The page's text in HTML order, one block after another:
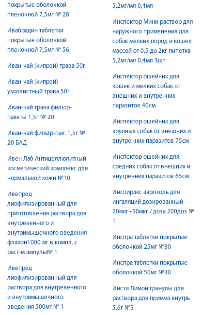
покрытые оболочкой
пленочной 7,5мг № 28
Ивабрадин таблетки
покрытые оболочкой
пленочной 7,5мг № 56
Иван-чай (кипрей) трава 50г
Иван-чай (кипрей)
узколистный трава 50г
Иван-чай трава фильтр-
пакеты 1,5г № 20
Иван-чай фильтр-пак. 1,5г №
20 БАД
Ивен Лаб Антицеллюлитный
косметический комплекс для
нормальной кожи №10
Ивепред
лиофилизированный для
приготовления раствора для
внутревенного и
внутримышечного введения
флакон1000 мг в компл. с
раст-м ампулы№ 1
Ивепред
лиофилизированный для
раствора для внутревенного
и внутримышечного
введения 500мг № 1
5,2мг/мл 0,4мл
Инспектор Мини раствор для
наружного применения для
собак мелких пород и кошек
массой от 0,5 до 2кг пипетка
5,2мг/мл 0,4мл 3шт
Инспектор ошейник для
кошек и мелких собак от
внешних и внутренних
паразитов 40см
Инспектор ошейник для
крупных собак от внешних и
внутренних паразитов 75см
Инспектор ошейник для
средних собак от внешних и
внутренних паразитов 65см
Инспиракс аэрозоль для
ингаляций дозированный
20мкг+50мкг / доза 200доз №
1
Инспра таблетки покрытые
оболочкой 25мг №30
Инспра таблетки покрытые
оболочкой 50мг №30
Инсти Лимон гранулы для
раствора для приема внутрь
5,6г №5